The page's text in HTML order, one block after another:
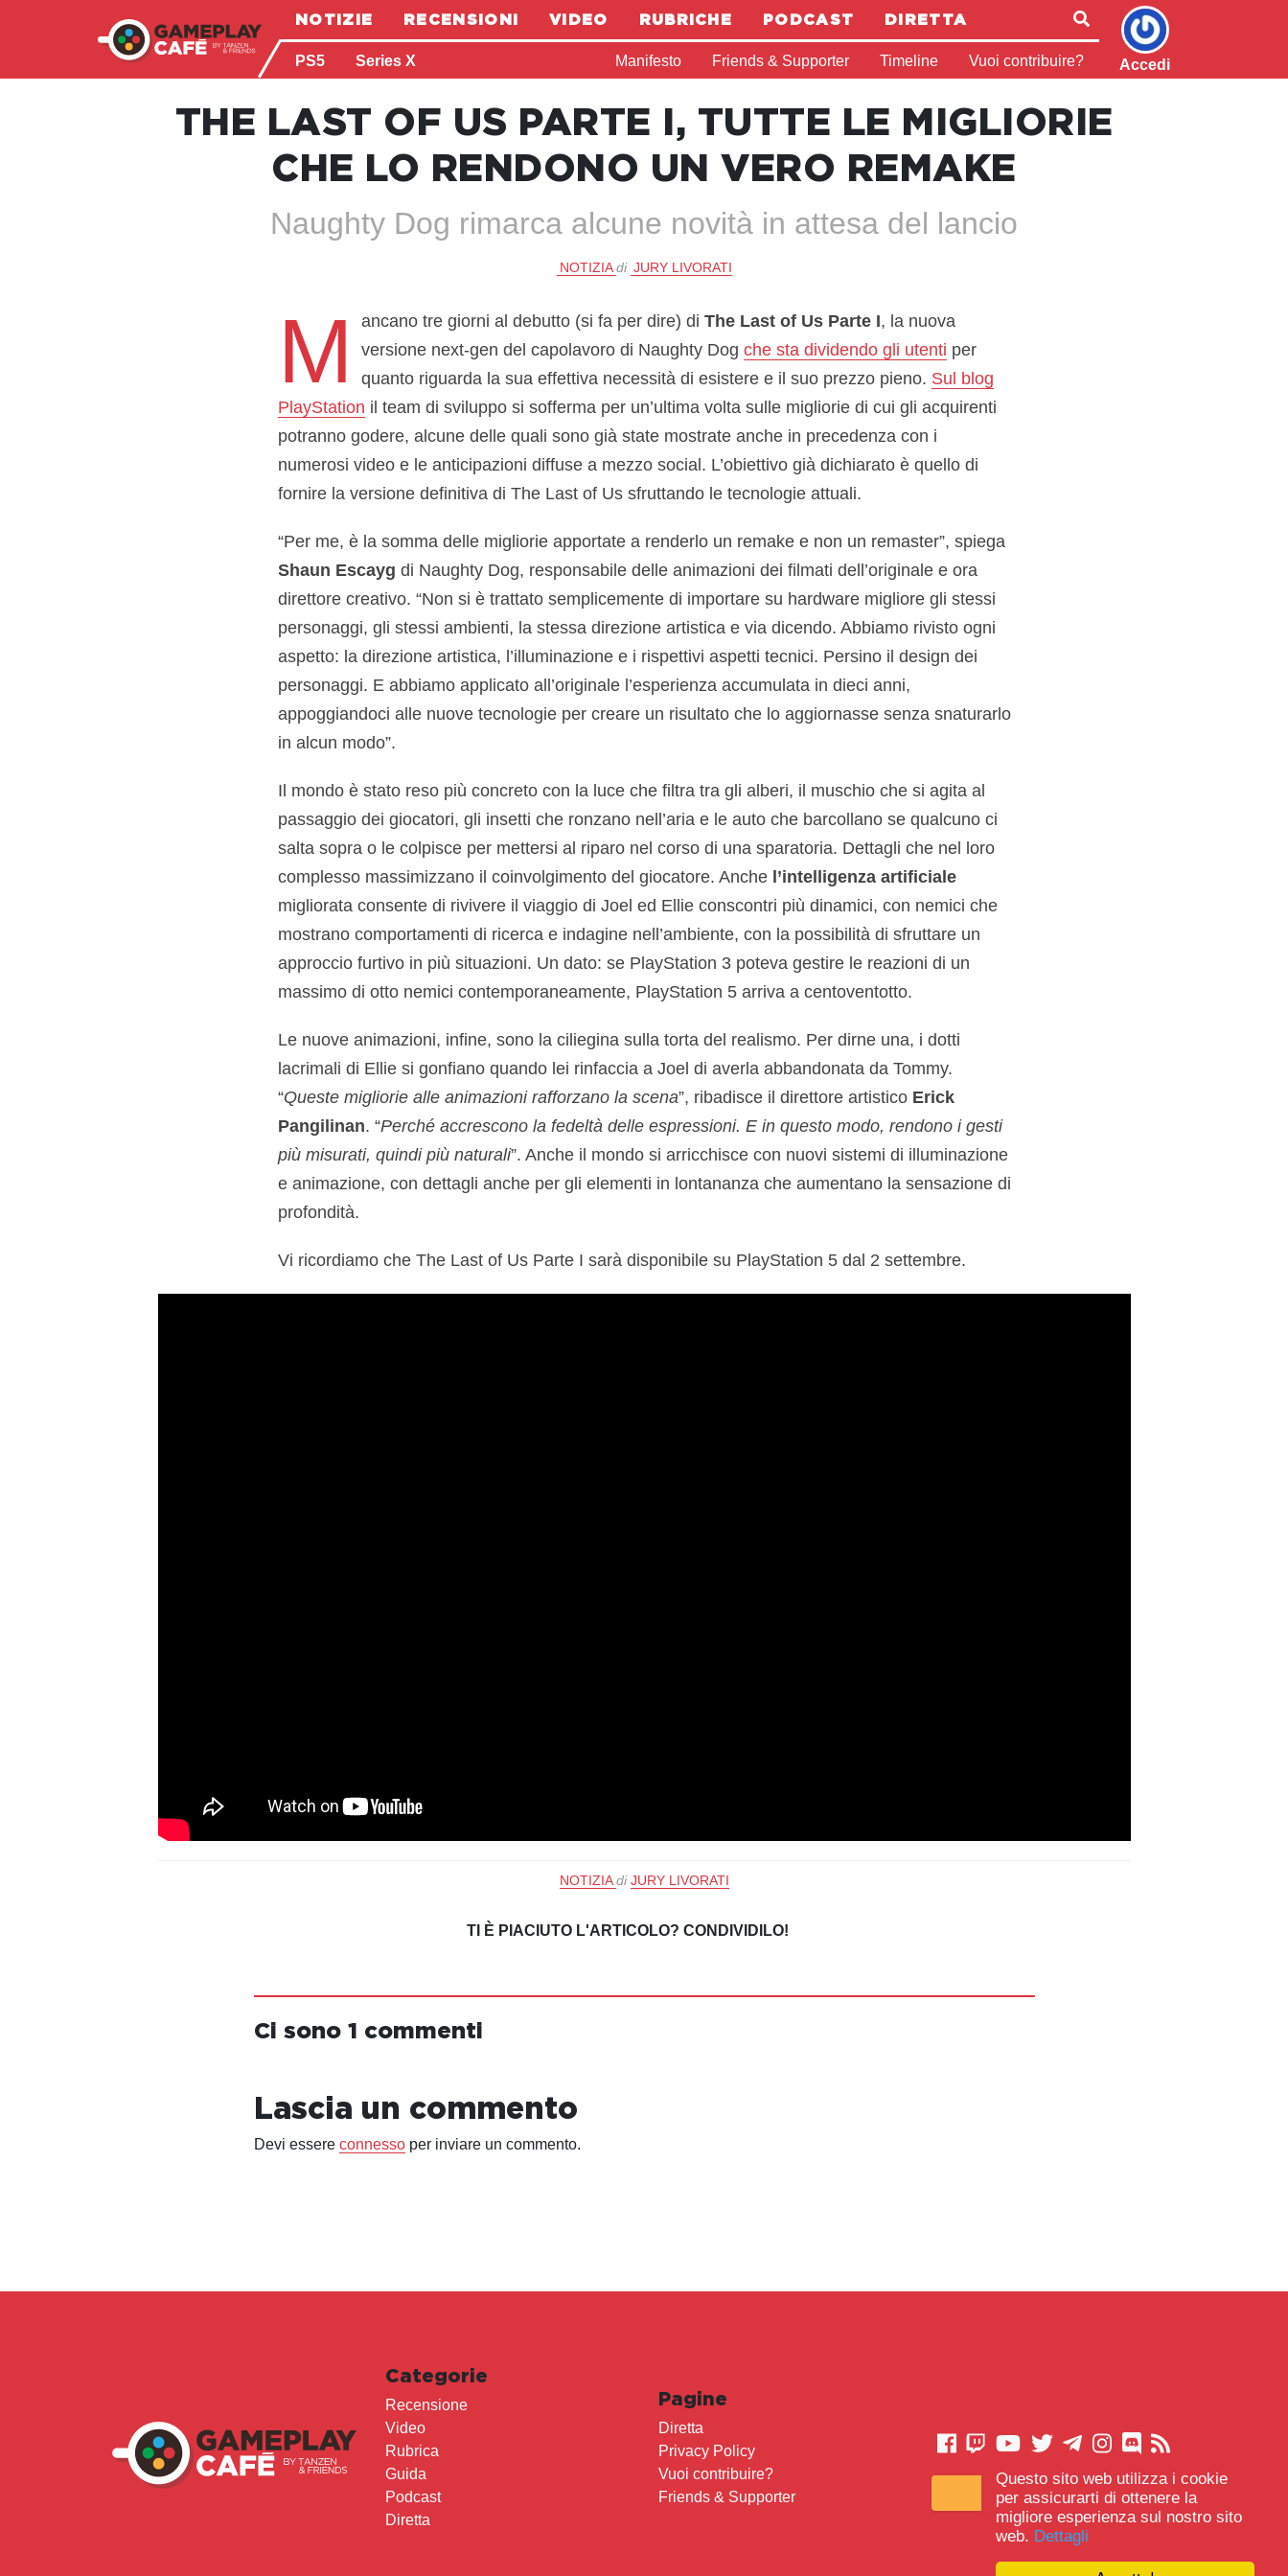
Questo sito web utilizza i cookie
per assicurarti di ottenere la
migliore esperienza sul nostro sito
web. Dettagli
NOTIZIE RECENSIONI VIDEO RUBRICHE PODCAST DIRETTA
PS5 Series X Manifesto Friends & Supporter Timeline Vuoi contribuire? Accedi
THE LAST OF US PARTE I, TUTTE LE MIGLIORIE
CHE LO RENDONO UN VERO REMAKE
Naughty Dog rimarca alcune novità in attesa del lancio
NOTIZIA di JURY LIVORATI
M ancano tre giorni al debutto (si fa per dire) di The Last of Us Parte I, la nuova
versione next-gen del capolavoro di Naughty Dog che sta dividendo gli utenti per
quanto riguarda la sua effettiva necessità di esistere e il suo prezzo pieno. Sul blog
PlayStation il team di sviluppo si sofferma per un’ultima volta sulle migliorie di cui gli acquirenti
potranno godere, alcune delle quali sono già state mostrate anche in precedenza con i
numerosi video e le anticipazioni diffuse a mezzo social. L’obiettivo già dichiarato è quello di
fornire la versione definitiva di The Last of Us sfruttando le tecnologie attuali.
“Per me, è la somma delle migliorie apportate a renderlo un remake e non un remaster”, spiega
Shaun Escayg di Naughty Dog, responsabile delle animazioni dei filmati dell’originale e ora
direttore creativo. “Non si è trattato semplicemente di importare su hardware migliore gli stessi
personaggi, gli stessi ambienti, la stessa direzione artistica e via dicendo. Abbiamo rivisto ogni
aspetto: la direzione artistica, l’illuminazione e i rispettivi aspetti tecnici. Persino il design dei
personaggi. E abbiamo applicato all’originale l’esperienza accumulata in dieci anni,
appoggiandoci alle nuove tecnologie per creare un risultato che lo aggiornasse senza snaturarlo
in alcun modo”.
Il mondo è stato reso più concreto con la luce che filtra tra gli alberi, il muschio che si agita al
passaggio dei giocatori, gli insetti che ronzano nell’aria e le auto che barcollano se qualcuno ci
salta sopra o le colpisce per mettersi al riparo nel corso di una sparatoria. Dettagli che nel loro
complesso massimizzano il coinvolgimento del giocatore. Anche l’intelligenza artificiale
migliorata consente di rivivere il viaggio di Joel ed Ellie conscontri più dinamici, con nemici che
mostrano comportamenti di ricerca e indagine nell’ambiente, con la possibilità di sfruttare un
approccio furtivo in più situazioni. Un dato: se PlayStation 3 poteva gestire le reazioni di un
massimo di otto nemici contemporaneamente, PlayStation 5 arriva a centoventotto.
Le nuove animazioni, infine, sono la ciliegina sulla torta del realismo. Per dirne una, i dotti
lacrimali di Ellie si gonfiano quando lei rinfaccia a Joel di averla abbandonata da Tommy.
“Queste migliorie alle animazioni rafforzano la scena”, ribadisce il direttore artistico Erick
Pangilinan. “Perché accrescono la fedeltà delle espressioni. E in questo modo, rendono i gesti
più misurati, quindi più naturali”. Anche il mondo si arricchisce con nuovi sistemi di illuminazione
e animazione, con dettagli anche per gli elementi in lontananza che aumentano la sensazione di
profondità.
Vi ricordiamo che The Last of Us Parte I sarà disponibile su PlayStation 5 dal 2 settembre.
NOTIZIA di JURY LIVORATI
TI È PIACIUTO L'ARTICOLO? CONDIVIDILO!
Ci sono 1 commenti
Lascia un commento
Devi essere connessoper inviare un commento.
Categorie
Recensione
Video
Rubrica
Guida
Podcast
Diretta
Pagine
Diretta
Privacy Policy
Vuoi contribuire?
Friends & Supporter
CONTATTACI